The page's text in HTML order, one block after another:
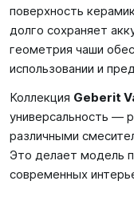
поверхность
долго сохраняет
геометрия чаши
использовании и
Коллекция Geberit
универсальность —
различными
Это делает модель
современных